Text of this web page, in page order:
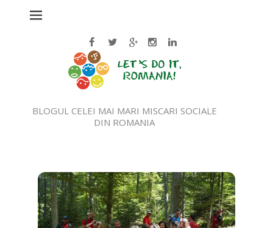
BLOGUL CELEI MAI MARI MISCARI SOCIALE
DIN ROMANIA